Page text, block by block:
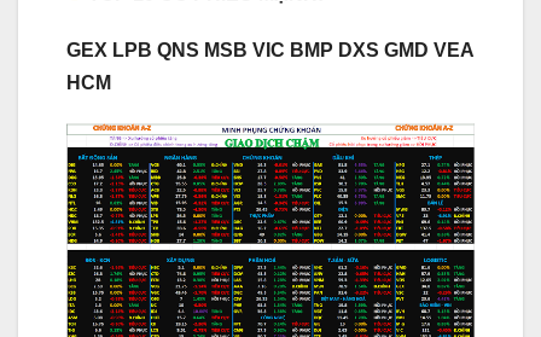
GEX LPB QNS MSB VIC BMP DXS GMD VEA
HCM